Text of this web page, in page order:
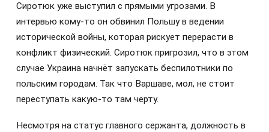
Сиротюк уже выступил с прямыми угрозами. В
интервью кому-то он обвинил Польшу в ведении
исторической войны, которая рискует перерасти в
конфликт физический. Сиротюк пригрозил, что в этом
случае Украина начнёт запускать беспилотники по
польским городам. Так что Варшаве, мол, не стоит
переступать какую-то там черту.
Несмотря на статус главного сержанта, должность в